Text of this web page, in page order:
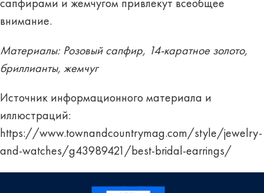
сапфирами и жемчугом привлекут всеобщее
внимание.
Материалы: Розовый сапфир, 14-каратное золото,
бриллианты, жемчуг
Источник информационного материала и
иллюстраций:
https://www.townandcountrymag.com/style/jewelry-
and-watches/g43989421/best-bridal-earrings/